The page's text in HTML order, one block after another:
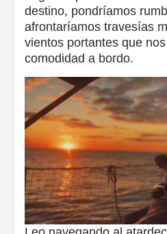
destino, pondríamos
afrontaríamos travesías
vientos portantes que
comodidad a bordo.